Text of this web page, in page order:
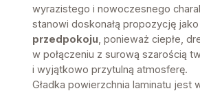
wyrazistego i nowoczesnego
stanowi doskonałą propozycję jako
przedpokoju , ponieważ ciepłe,
w połączeniu z surową szarością
i wyjątkowo przytulną atmosferę.
Gładka powierzchnia laminatu jest